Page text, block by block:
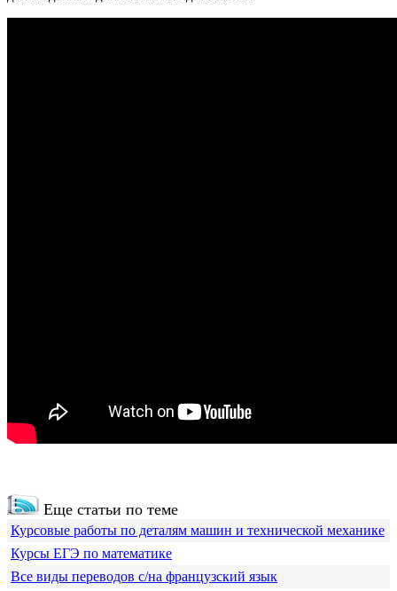
Еще статьи по теме
Курсовые работы по деталям машин и технической механике
Курсы ЕГЭ по математике
Все виды переводов с/на французский язык